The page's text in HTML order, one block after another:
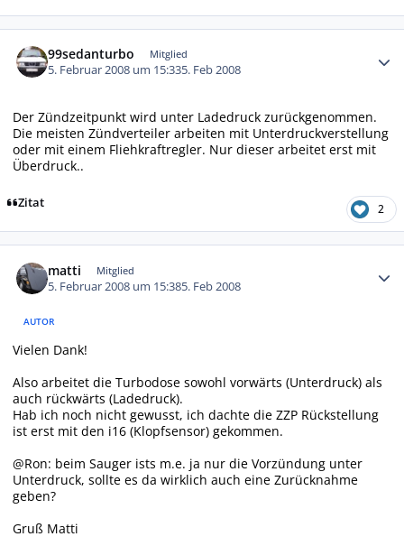
99sedanturbo Mitglied
5. Februar 2008 um 15:335. Feb 2008
Der Zündzeitpunkt wird unter Ladedruck zurückgenommen.
Die meisten Zündverteiler arbeiten mit Unterdruckverstellung
oder mit einem Fliehkraftregler. Nur dieser arbeitet erst mit
Überdruck..
Zitat 2
matti Mitglied
5. Februar 2008 um 15:385. Feb 2008
AUTOR
Vielen Dank!
Also arbeitet die Turbodose sowohl vorwärts (Unterdruck) als
auch rückwärts (Ladedruck).
Hab ich noch nicht gewusst, ich dachte die ZZP Rückstellung
ist erst mit den i16 (Klopfsensor) gekommen.
@Ron: beim Sauger ists m.e. ja nur die Vorzündung unter
Unterdruck, sollte es da wirklich auch eine Zurücknahme
geben?
Gruß Matti